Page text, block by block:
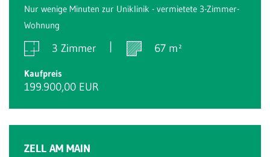
Nur wenige Minuten zur Uniklinik - vermietete 3-Zimmer-
Wohnung
3 Zimmer 67 m²
Kaufpreis
199.900,00 EUR
ZELL AM MAIN